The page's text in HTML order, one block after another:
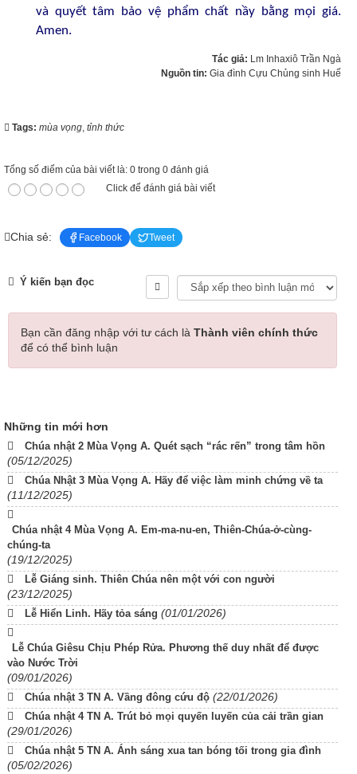
và quyết tâm bảo vệ phẩm chất nầy bằng mọi giá.
Amen.
Tác giả: Lm Inhaxiô Trần Ngà
Nguồn tin: Gia đình Cựu Chủng sinh Huế
Tags: mùa vọng tỉnh thức
Tổng số điểm của bài viết là: 0 trong 0 đánh giá
Click để đánh giá bài viết
Chia sẻ: Facebook Tweet
Ý kiến bạn đọc
Bạn cần đăng nhập với tư cách là Thành viên chính thức
để có thể bình luận
Những tin mới hơn
Chúa nhật 2 Mùa Vọng A. Quét sạch “rác rến” trong tâm hồn
(05/12/2025)
Chúa Nhật 3 Mùa Vọng A. Hãy để việc làm minh chứng về ta
(11/12/2025)
Chúa nhật 4 Mùa Vọng A. Em-ma-nu-en, Thiên-Chúa-ở-cùng-
chúng-ta
(19/12/2025)
Lễ Giáng sinh. Thiên Chúa nên một với con người
(23/12/2025)
Lễ Hiển Linh. Hãy tỏa sáng (01/01/2026)
Lễ Chúa Giêsu Chịu Phép Rửa. Phương thế duy nhất để được
vào Nước Trời
(09/01/2026)
Chúa nhật 3 TN A. Vầng đông cứu độ (22/01/2026)
Chúa nhật 4 TN A. Trút bỏ mọi quyến luyến của cải trần gian
(29/01/2026)
Chúa nhật 5 TN A. Ánh sáng xua tan bóng tối trong gia đình
(05/02/2026)